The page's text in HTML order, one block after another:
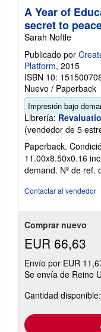
A Year of
secret to
Sarah Noftle
Publicado por
Platform, 2015
ISBN 10:
Nuevo / Paperback
Impresión bajo
Librería:
(vendedor de 5
Paperback.
11.00x8.50x0.16
demand. Nº de ref.
Contactar al vendedor
Comprar nuevo
EUR 66,63
Envío por EUR
Se envía de Reino
Cantidad